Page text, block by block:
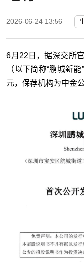
2026-06-24 13:56
6月22日，据深交所
（以下简称“鹏城新
元，保荐机构为中金